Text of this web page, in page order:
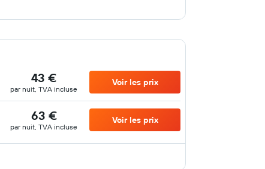
43 €
par nuit, TVA incluse
Voir les prix
63 €
par nuit, TVA incluse
Voir les prix